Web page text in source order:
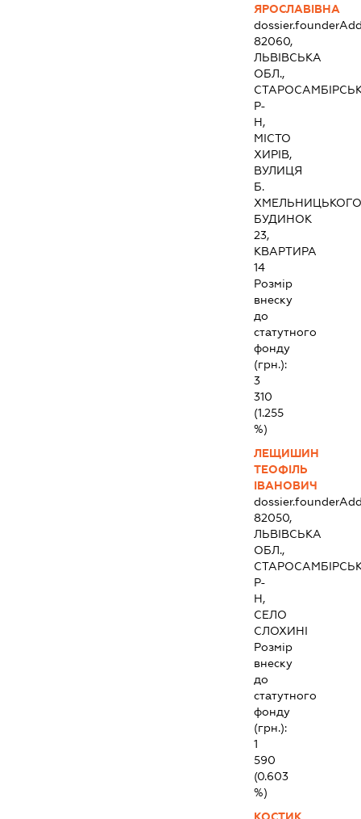
ЯРОСЛАВІВНА
82060,
ЛЬВІВСЬКА
ОБЛ.,
Р-
Н,
МІСТО
ХИРІВ,
ВУЛИЦЯ
Б.
БУДИНОК
23,
КВАРТИРА
14
Розмір
внеску
до
статутного
фонду
(грн.):
3
310
(1.255
%)
ЛЕЩИШИН
ТЕОФІЛЬ
ІВАНОВИЧ
82050,
ЛЬВІВСЬКА
ОБЛ.,
Р-
Н,
СЕЛО
СЛОХИНІ
Розмір
внеску
до
статутного
фонду
(грн.):
1
590
(0.603
%)
КОСТИК